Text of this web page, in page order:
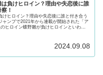
は負けヒロイン？理由や失恋後に誰
！
けヒロイン？理由や失恋後に誰と付き合う
ャンプで2021年から連載が開始された「ア
ヒロイン蝶野雛が負けヒロインといわれ
2024.09.08